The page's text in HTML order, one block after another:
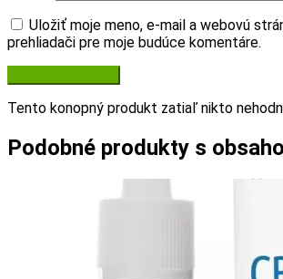
Uložiť moje meno, e-mail a webovú
prehliadači pre moje budúce komentáre.
Tento konopný produkt zatiaľ nikto
Podobné produkty s